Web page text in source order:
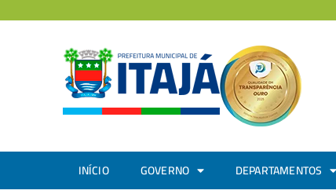
INÍCIO GOVERNO DEPARTAMENTOS